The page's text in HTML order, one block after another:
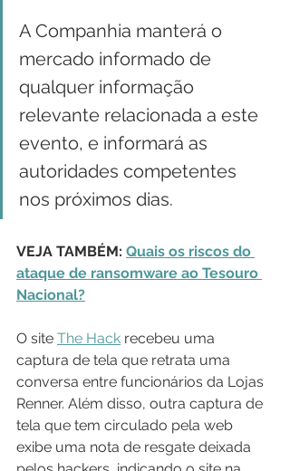
A Companhia manterá o
mercado informado de
qualquer informação
relevante relacionada a este
evento, e informará as
autoridades competentes
nos próximos dias.
VEJA TAMBÉM: Quais os riscos do
ataque de ransomware ao Tesouro
Nacional?
O site The Hack recebeu uma
captura de tela que retrata uma
conversa entre funcionários da Lojas
Renner. Além disso, outra captura de
tela que tem circulado pela web
exibe uma nota de resgate deixada